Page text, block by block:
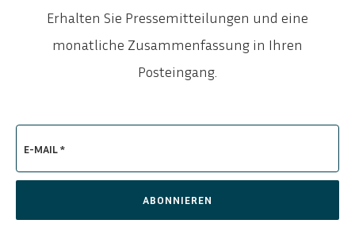
Erhalten Sie Pressemitteilungen und eine
monatliche Zusammenfassung in Ihren
Posteingang.
E-MAIL *
ABONNIEREN